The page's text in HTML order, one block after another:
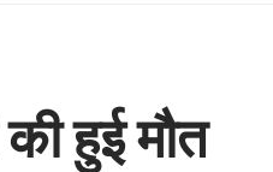
हुई मौत